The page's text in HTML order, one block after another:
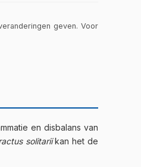
geven. Voor
en disbalans van
solitariikan het de